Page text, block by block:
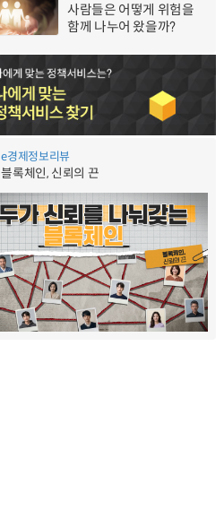
사람들은 어떻게 위험을
함께 나누어 왔을까?
e경제정보리뷰
블록체인, 신뢰의 끈